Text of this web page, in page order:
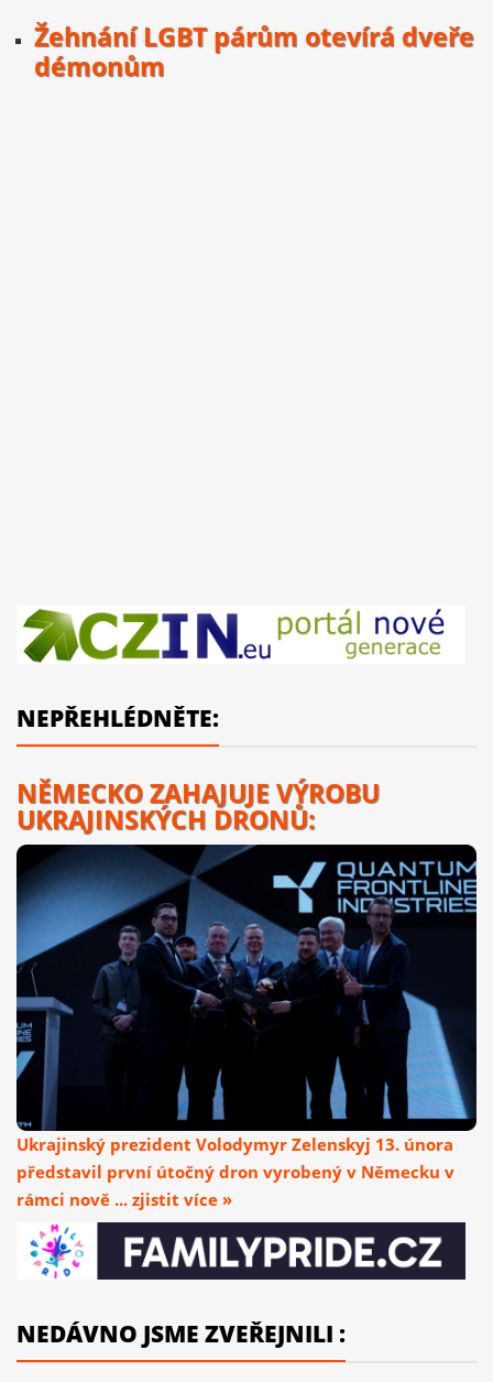
Žehnání LGBT párům otevírá dveře
démonům
NEPŘEHLÉDNĚTE:
NĚMECKO ZAHAJUJE VÝROBU
UKRAJINSKÝCH DRONŮ:
Ukrajinský prezident Volodymyr Zelenskyj 13. února
představil první útočný dron vyrobený v Německu v
rámci nově ... zjistit více »
NEDÁVNO JSME ZVEŘEJNILI :